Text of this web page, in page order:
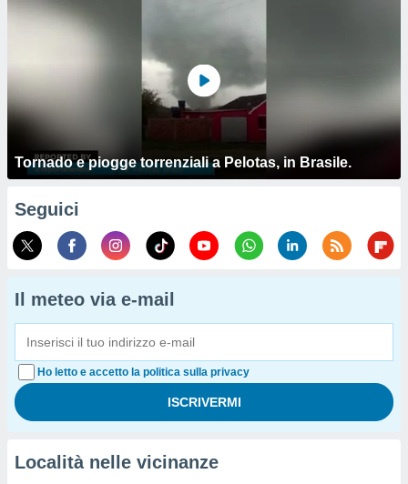
Tornado e piogge torrenziali a Pelotas, in Brasile.
Seguici
Il meteo via e-mail
Ho letto e accetto la politica sulla privacy
Località nelle vicinanze